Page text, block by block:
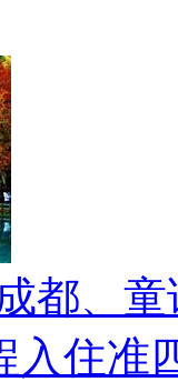
都、
入住准